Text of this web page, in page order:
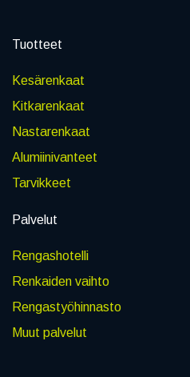
Tuotteet
Kesärenkaat
Kitkarenkaat
Nastarenkaat
Alumiinivanteet
Tarvikkeet
Palvelut
Rengashotelli
Renkaiden vaihto
Rengastyöhinnasto
Muut palvelut